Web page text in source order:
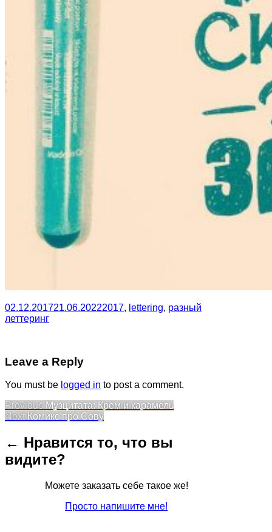
02.12.201721.06.20222017, lettering, разный
леттеринг
Leave a Reply
You must be logged in to post a comment.
Post
navigation
Previous Previous
post:
Музцитата: Крем и карамель
Next Next
Комикс про Сову
← Нравится то, что вы
видите?
Можете заказать себе такое же!
Просто напишите мне!